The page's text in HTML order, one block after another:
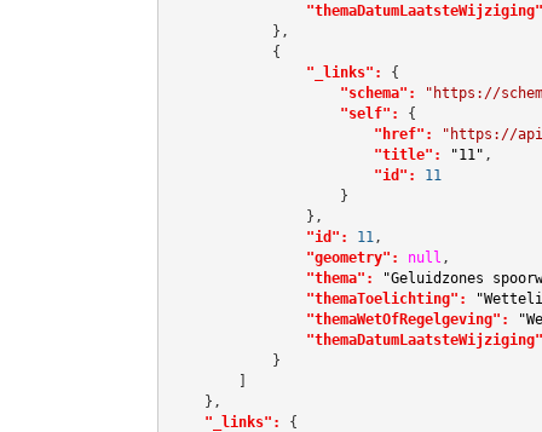
            },
            {
"_links":
{
"schema":
"https://
"self":
{
"href":
"https://
"title":
"11" ,
"id":
11
                    }
                },
"id":
11 ,
"geometry":
null ,
"thema":
"Geluidzones
"themaToelichting":
"themaWetOfRegelgeving":
            }
        ]
    },
"_links":
{